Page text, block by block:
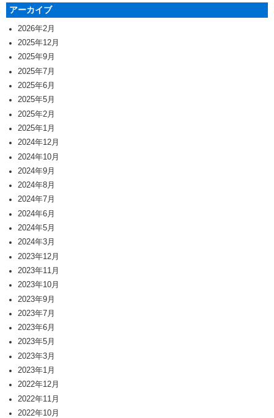
アーカイブ
2026年2月
2025年12月
2025年9月
2025年7月
2025年6月
2025年5月
2025年2月
2025年1月
2024年12月
2024年10月
2024年9月
2024年8月
2024年7月
2024年6月
2024年5月
2024年3月
2023年12月
2023年11月
2023年10月
2023年9月
2023年7月
2023年6月
2023年5月
2023年3月
2023年1月
2022年12月
2022年11月
2022年10月